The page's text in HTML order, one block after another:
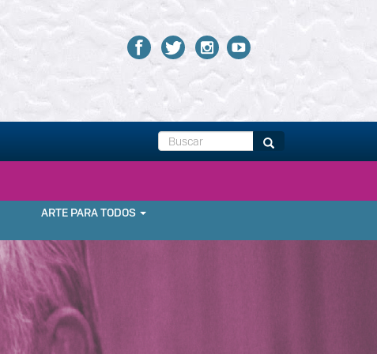
Buscar Buscar
ARTE PARA TODOS